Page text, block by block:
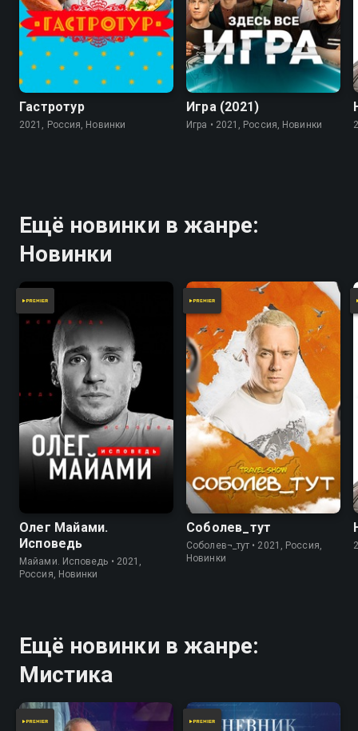
Гастротур
2021, Россия, Новинки
7.8
Игра (2021)
Игра • 2021, Россия, Новинки
Ещё новинки в жанре:
Новинки
Олег Майами.
Исповедь
Майами. Исповедь • 2021,
Россия, Новинки
Соболев_тут
Соболев¬_тут • 2021, Россия,
Новинки
Ещё новинки в жанре:
Мистика